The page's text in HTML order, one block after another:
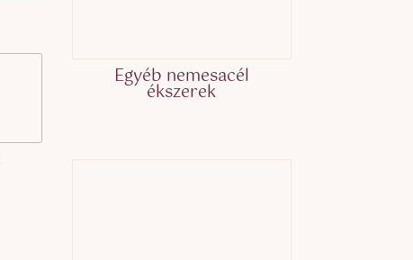
Egyéb nemesacél
ékszerek